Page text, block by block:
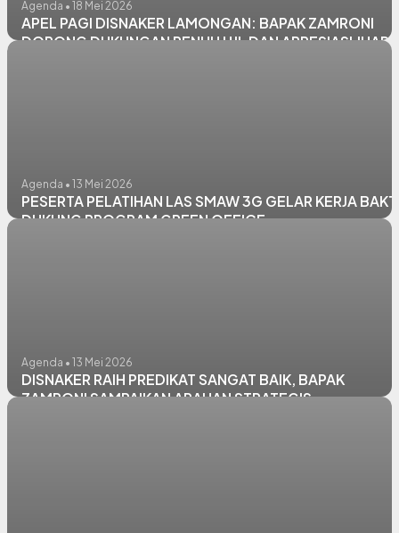
Agenda • 18 Mei 2026
APEL PAGI DISNAKER LAMONGAN: BAPAK ZAMRONI
DORONG DUKUNGAN PENUH HJL DAN APRESIASI JUARA
Agenda • 13 Mei 2026
PESERTA PELATIHAN LAS SMAW 3G GELAR KERJA
DUKUNG PROGRAM GREEN OFFICE
Agenda • 13 Mei 2026
DISNAKER RAIH PREDIKAT SANGAT BAIK, BAPAK
ZAMRONI SAMPAIKAN ARAHAN STRATEGIS